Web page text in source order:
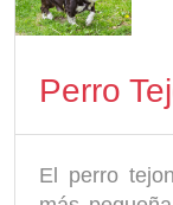
Perro
El perro